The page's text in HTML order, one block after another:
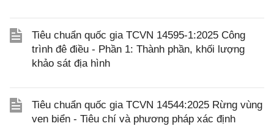
Tiêu chuẩn quốc gia TCVN 14595-1:2025 Công
trình đê điều - Phần 1: Thành phần, khối lượng
khảo sát địa hình
Tiêu chuẩn quốc gia TCVN 14544:2025 Rừng vùng
ven biển - Tiêu chí và phương pháp xác định